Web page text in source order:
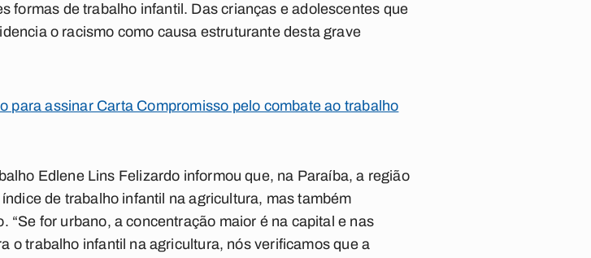
formas de trabalho infantil. Das crianças e adolescentes que
o racismo como causa estruturante desta grave
para assinar Carta Compromisso pelo combate ao trabalho
Edlene Lins Felizardo informou que, na Paraíba, a região
de trabalho infantil na agricultura, mas também
for urbano, a concentração maior é na capital e nas
o trabalho infantil na agricultura, nós verificamos que a